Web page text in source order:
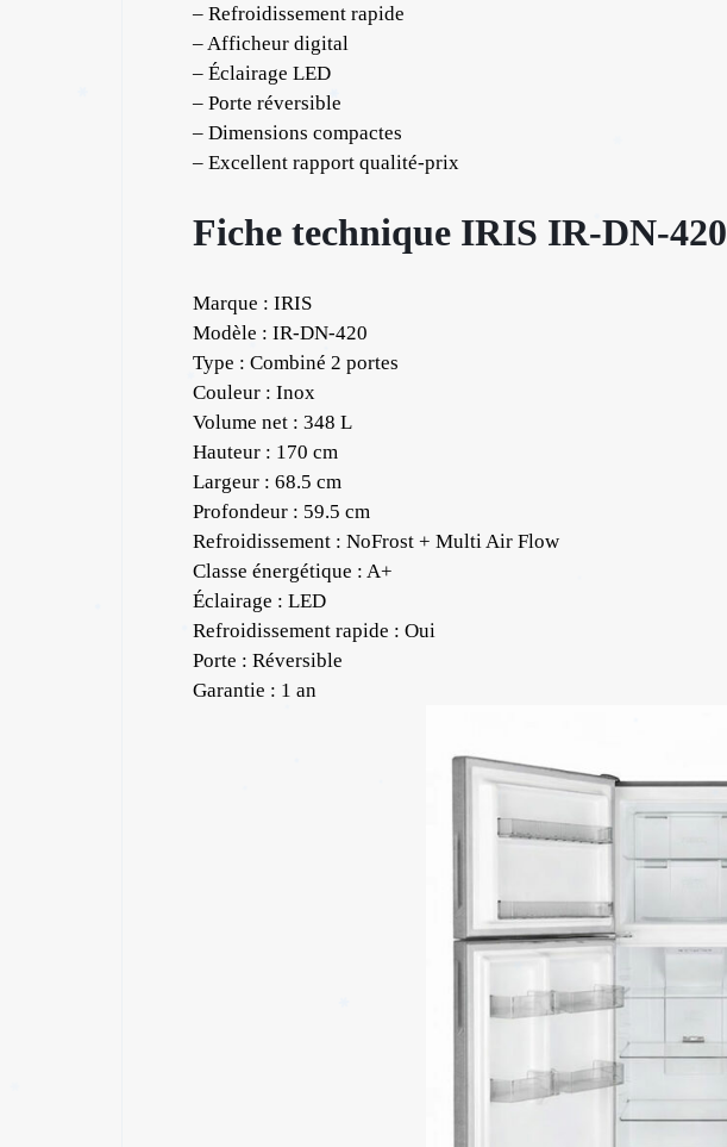
– Refroidissement rapide
– Afficheur digital
– Éclairage LED
– Porte réversible
– Dimensions compactes
– Excellent rapport qualité-prix
Fiche technique IRIS IR-DN-420
Marque : IRIS
Modèle : IR-DN-420
Type : Combiné 2 portes
Couleur : Inox
Volume net : 348 L
Hauteur : 170 cm
Largeur : 68.5 cm
Profondeur : 59.5 cm
Refroidissement : NoFrost + Multi Air Flow
Classe énergétique : A+
Éclairage : LED
Refroidissement rapide : Oui
Porte : Réversible
Garantie : 1 an